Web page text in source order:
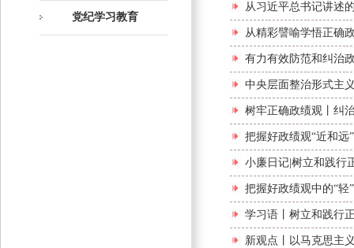
党纪学习教育
从习近平总书记讲述
从精彩譬喻学悟正确
有力有效防范和纠治
中央层面整治形式主
树牢正确政绩观丨纠
把握好政绩观“近和远
小廉日记|树立和践行
把握好政绩观中的“轻
学习语丨树立和践行
新观点丨以马克思主